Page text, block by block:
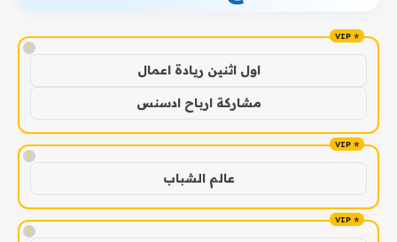
!
اول اثنين ريادة اعمال
مشاركة ارباح ادسنس
!
عالم الشباب
!